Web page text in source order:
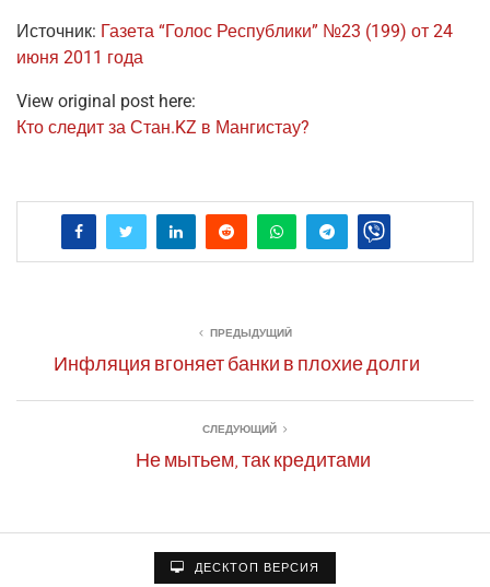
Источ­ник: Газе­та “Голос Рес­пуб­ли­ки” №23 (199) от 24
июня 2011 года
View original post here:
Кто сле­дит за Стан.KZ в Мангистау?
ПРЕДЫДУЩИЙ
Инфляция вгоняет банки в плохие долги
СЛЕДУЮЩИЙ
Не мытьем, так кредитами
ДЕСКТОП ВЕРСИЯ